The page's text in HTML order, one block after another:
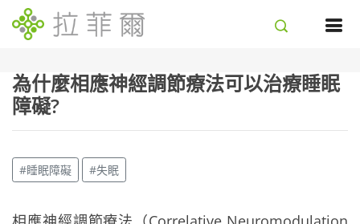
為什麼相應神經調節療法可以治療睡眠
障礙?
#睡眠障礙 #失眠